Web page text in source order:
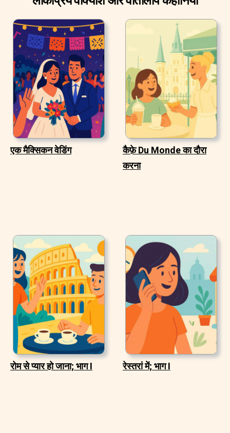
एक मैक्सिकन वेडिंग
कैफ़े Du Monde का दौरा
करना
रोम से प्यार हो जाना; भाग I रेस्तरां में; भाग I